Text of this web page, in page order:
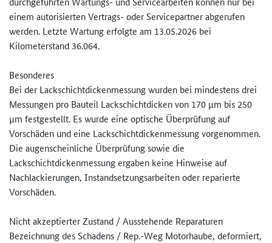
einem autorisierten Vertrags- oder Servicepartner abgerufen
werden. Letzte Wartung erfolgte am 13.05.2026 bei
Kilometerstand 36.064.
Besonderes
Bei der Lackschichtdickenmessung wurden bei mindestens drei
Messungen pro Bauteil Lackschichtdicken von 170 µm bis 250
µm festgestellt. Es wurde eine optische Überprüfung auf
Vorschäden und eine Lackschichtdickenmessung vorgenommen.
Die augenscheinliche Überprüfung sowie die
Lackschichtdickenmessung ergaben keine Hinweise auf
Nachlackierungen, Instandsetzungsarbeiten oder reparierte
Vorschäden.
Nicht akzeptierter Zustand / Ausstehende Reparaturen
Bezeichnung des Schadens / Rep.-Weg Motorhaube, deformiert,